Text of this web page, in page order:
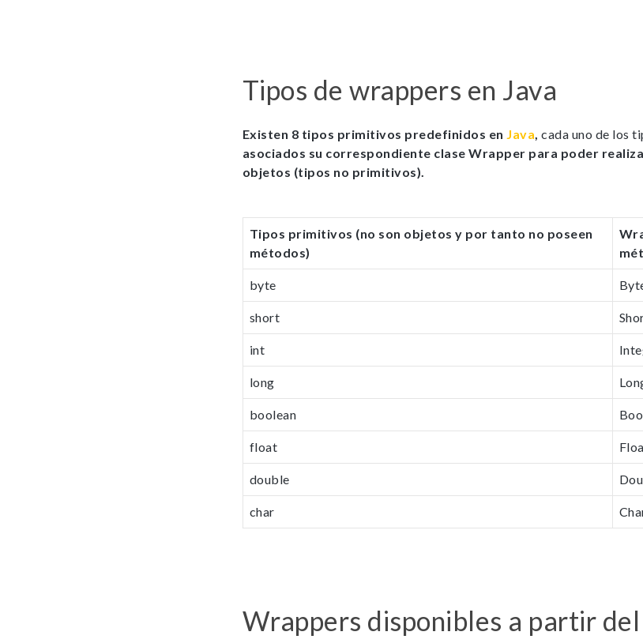
Tipos de wrappers en Java
Existen 8 tipos primitivos predefinidos en Java, cada uno de los
asociados su correspondiente clase Wrapper para poder
objetos (tipos no primitivos).
Tipos primitivos (no son objetos y por tanto no poseen
métodos)
byte
short
int
long
boolean
float
double
char
Wrappers disponibles a partir
_hjSession |
_hjSessionUser
Experience
Para que
nuestra web
funcione lo
mejor posible
funcionalidades
mostrarán en
Marketing
Al compartir tus
intereses y
ver contenido y
ofertas